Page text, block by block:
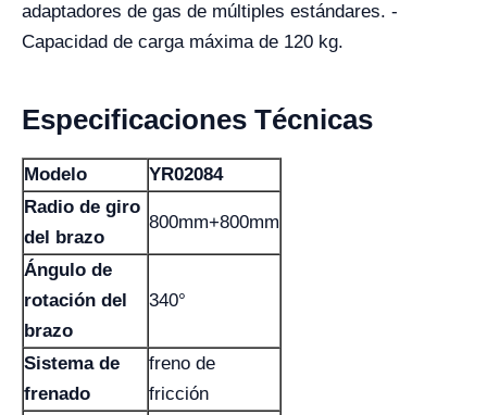
adaptadores de gas de múltiples estándares. -
Capacidad de carga máxima de 120 kg.
Especificaciones Técnicas
Modelo
YR02084
Radio de giro
del brazo
800mm+800mm
Ángulo de
rotación del
brazo
340°
Sistema de
frenado
freno de
fricción